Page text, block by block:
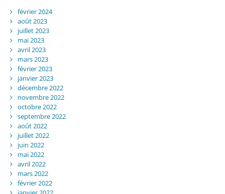
février 2024
août 2023
juillet 2023
mai 2023
avril 2023
mars 2023
février 2023
janvier 2023
décembre 2022
novembre 2022
octobre 2022
septembre 2022
août 2022
juillet 2022
juin 2022
mai 2022
avril 2022
mars 2022
février 2022